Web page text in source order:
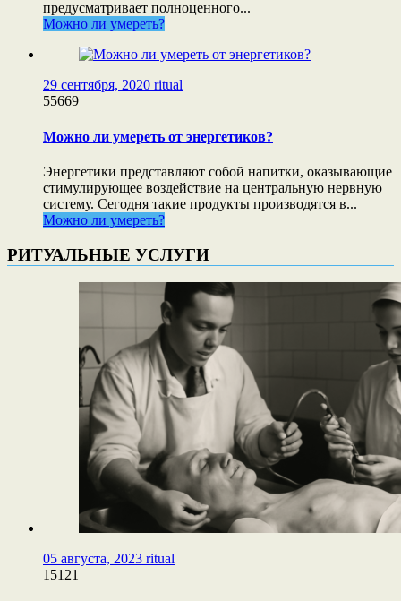
предусматривает полноценного...
Можно ли умереть?
29 сентября, 2020 ritual
55669
Можно ли умереть от энергетиков?
Энергетики представляют собой напитки, оказывающие
стимулирующее воздействие на центральную нервную
систему. Сегодня такие продукты производятся в...
Можно ли умереть?
РИТУАЛЬНЫЕ УСЛУГИ
05 августа, 2023 ritual
15121